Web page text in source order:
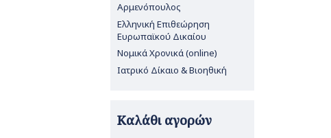
Αρμενόπουλος
Ελληνική Επιθεώρηση
Ευρωπαϊκού Δικαίου
Νομικά Χρονικά (online)
Ιατρικό Δίκαιο & Βιοηθική
Καλάθι αγορών